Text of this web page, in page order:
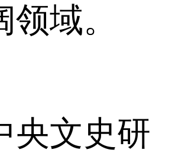
域。
央文史研